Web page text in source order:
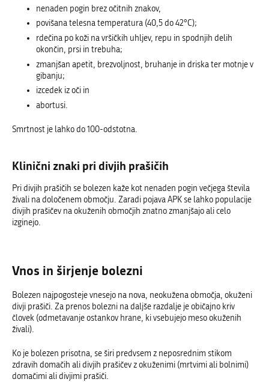
nenaden pogin brez očitnih znakov,
povišana telesna temperatura (40,5 do 42°C);
rdečina po koži na vršičkih uhljev, repu in spodnjih delih
okončin, prsi in trebuha;
zmanjšan apetit, brezvoljnost, bruhanje in driska ter motnje v
gibanju;
izcedek iz oči in
abortusi.
Smrtnost je lahko do 100-odstotna.
Klinični znaki pri divjih prašičih
Pri divjih prašičih se bolezen kaže kot nenaden pogin večjega števila
živali na določenem območju. Zaradi pojava APK se lahko populacije
divjih prašičev na okuženih območjih znatno zmanjšajo ali celo
izginejo.
Vnos in širjenje bolezni
Bolezen najpogosteje vnesejo na nova, neokužena območja, okuženi
divji prašiči. Za prenos bolezni na daljše razdalje je običajno kriv
človek (odmetavanje ostankov hrane, ki vsebujejo meso okuženih
živali).
Ko je bolezen prisotna, se širi predvsem z neposrednim stikom
zdravih domačih ali divjih prašičev z okuženimi (mrtvimi ali bolnimi)
domačimi ali divjimi prašiči.